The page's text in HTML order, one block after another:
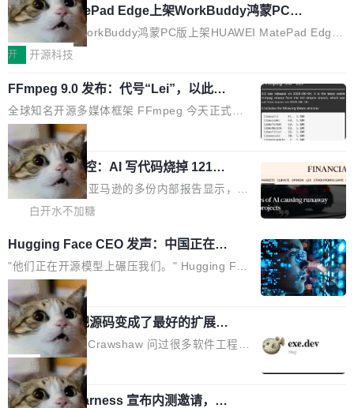
间，但容器从冷启动到就绪要花数秒。如果未来有十...
人、套取机密信息的对手。 OpenAI 没发律师
函，也没选择庭外沉默。它在官网贴了一篇博
文，标题只有六个字：Apple is getting this wro
录全贴了出来。 他发错人了 苹果外部律师 Gabr
iel Gross 来自 Weil 律所，2 月 23 日下午 5:53
给 OpenAI 总法律顾问 Che Chang 发了封邮
件，附了一封长信，要求 OpenAI 配合调查前苹
果员工带走机密信...
HUAWEI MatePad Edge上架WorkBuddy鸿蒙PC
版，说话就能干活的AI办公搭子
全能AI工作台WorkBuddy鸿蒙PC版上架HUAWEI MatePad Edge
应用市场，直接下载即可使用，与鸿蒙电脑上的体验一致。值得一
品，搭载“人机双写”重磅功能——你写你的，AI写AI的，同屏协作
互不干扰。一句话让AI帮你干活，现在开启全新体验！ 温馨提示：
体验WorkBuddy鸿蒙PC版前，请将 HUAWEI MatePad Edge 升级
至 HarmonyOS 6.1.0.135SP9 patch03及以上版本。 *升级路径：
设置 > 搜索“软件更新” > 检查更新，即可搜索新版本，下载安装完
成升级即可。 没有...
开 开源科技
FFmpeg 9.0 发布：代号“Lei”，以此纪
念中国开发者雷霄骅
全球知名开源多媒体框架 FFmpeg 今天正式发
布了 9.0 版本。这个版本除了带来新一代音视频
处理能力和硬件加速支持之外，还有一个特殊之
处：FFmpeg 9.0 的代号是“Lei”。 这个名字，
来自中国开发者雷霄骅（Lei Xiaohua）。 对于
很多中国音视频开发者而言，这个名字并不陌
析和开源示例，让一代开发者第一次真正理解 F
Fmpeg，也成为很多人进入音视频开发领域的
“启蒙老师”。 而今年，恰好是雷霄骅离世十周
年。FFmpeg 社区最终选择用一个大版本的名
字，留下了这份纪念。 雷霄骅曾是中国传媒大学
数字电视技术方向的博士生，长期从事视频、音
频技...
局
亚马逊成本失控：AI 写代码烧掉 1215
万元，超预算 860%
外媒近日曝光了亚马逊的多份内部报告显示，AI
导致公司在多个项目上超支。《金融时报》报道
（约合人民币 1215 万元）。 具体来说，一名工
程师借助 Anthropic 旗下 Claude Sonnet 模型
编写程序，目标是完成电商平台作者信息与商品
列表的数据匹配 —— 一项常规的数据处理任
务，最终却产生了 180 万美元的账单，实际支出
超出原定预算 860%。 更令人意外的是，该项目
最终并未成功落地，而高额算力消耗持续运行长
达 5 个月，公司直到财务对账时才察觉异常。这
意味着一个无人看管的 AI 程序，在近半年时间
白开水不加糖
Hugging Face CEO 发声：中国正在开
源模型上碾压我们
"他们正在开源模型上碾压我们。" Hugging Fac
e CEO Clément Delangue 在 CNBC 的采访里
没有拐弯抹角。他说中国正在赢得 AI 竞赛，而
且按目前的速度，中国 AI 工具预计在今年底或
2027 年就能追上美国前沿实验室的水平。 Dela
ngue 把原因归结为一件事：开放协作。中国的
AI 开发者在一个共享和协作的生态里加速迭代，
而美国模型厂商在"闭门造车"。他的原话是 "buil
局
当 AI agent 把源码变成了最好的扩展系
统，开发者工具必须开源
五年前，David Crawshaw 问过很多软件工程师
一个问题：你写过什么给自己用的程序？答案几
乎都是没有。工程师们整天用别人写的程序写程
序给别人用。偶尔有人自己写个博客系统、智能
局
DeepSeek Harness 宣布内测邀请，全